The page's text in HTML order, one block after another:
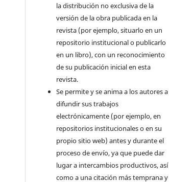
la distribución no exclusiva de la
versión de la obra publicada en la
revista (por ejemplo, situarlo en un
repositorio institucional o publicarlo
en un libro), con un reconocimiento
de su publicación inicial en esta
revista.
Se permite y se anima a los autores a
difundir sus trabajos
electrónicamente (por ejemplo, en
repositorios institucionales o en su
propio sitio web) antes y durante el
proceso de envío, ya que puede dar
lugar a intercambios productivos, así
como a una citación más temprana y